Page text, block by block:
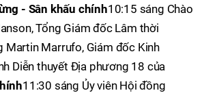
- Sân khấu chính10:15 sáng Chào
Tổng Giám đốc Lâm thời
Martin Marrufo, Giám đốc Kinh
Diễn thuyết Địa phương 18 của
11:30 sáng Ủy viên Hội đồng